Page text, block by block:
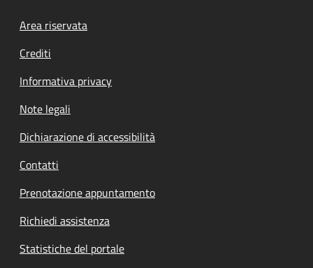
Footer menu
Area riservata
Crediti
Informativa privacy
Note legali
Dichiarazione di accessibilità
Contatti
Prenotazione appuntamento
Richiedi assistenza
Statistiche del portale